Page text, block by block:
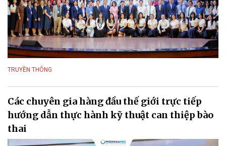
TRUYỀN THÔNG
Các chuyên gia hàng đầu thế giới trực tiếp
hướng dẫn thực hành kỹ thuật can thiệp bào
thai